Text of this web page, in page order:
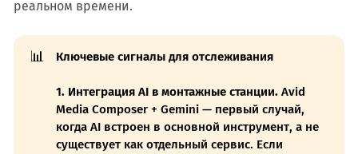
реальном времени.
📊 Ключевые сигналы для отслеживания
1. Интеграция AI в монтажные станции. Avid
Media Composer + Gemini — первый случай,
когда AI встроен в основной инструмент, а не
существует как отдельный сервис. Если